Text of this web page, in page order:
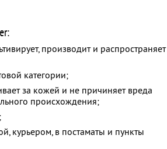
производит и распространяет
категории;
за кожей и не причиняет вреда
происхождения;
курьером, в постаматы и пункты